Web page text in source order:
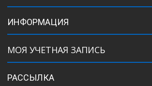
ИНФОРМАЦИЯ
МОЯ УЧЕТНАЯ ЗАПИСЬ
РАССЫЛКА